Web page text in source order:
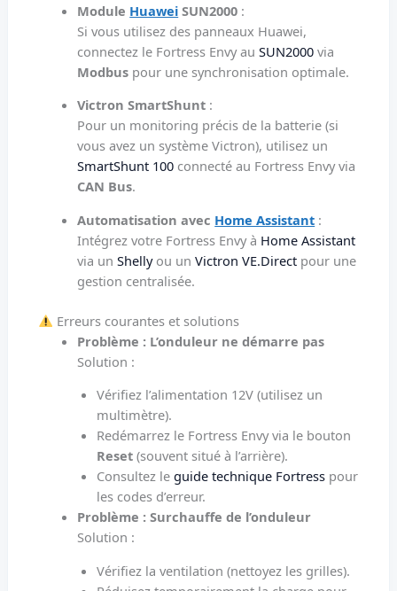
Module Huawei SUN2000 :
Si vous utilisez des panneaux Huawei,
connectez le Fortress Envy auSUN2000 via
Modbus pour une synchronisation optimale.
Victron SmartShunt :
Pour un monitoring précis de la batterie (si
vous avez un système Victron), utilisez un
SmartShunt 100 connecté au Fortress Envy via
CAN Bus.
Automatisation avec Home Assistant :
Intégrez votre Fortress Envy à Home Assistant
via unShellyou unVictron VE.Direct pour une
gestion centralisée.
Erreurs courantes et solutions
Problème : L’onduleur ne démarre pas
Solution :
Vérifiez l’alimentation 12V (utilisez un
multimètre).
Redémarrez le Fortress Envy via le bouton
Reset (souvent situé à l’arrière).
Consultez leguide technique Fortress pour
les codes d’erreur.
Problème : Surchauffe de l’onduleur
Solution :
Vérifiez la ventilation (nettoyez les grilles).